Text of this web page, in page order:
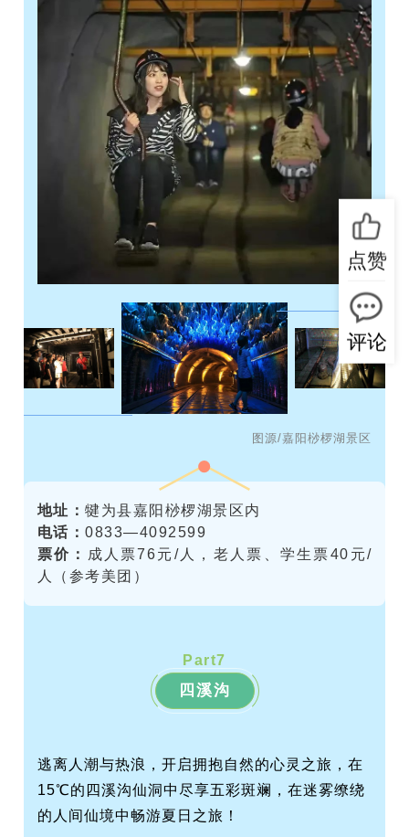
图源/嘉阳桫椤湖景区
地址：犍为县嘉阳桫椤湖景区内
电话：0833—4092599
票价：
成人票76元/人，老人票、学生票40元/
人（参考美团）
Part7
四溪沟
逃离人潮与热浪，开启拥抱自然的心灵之旅，在
15℃的四溪沟仙洞中尽享五彩斑斓，在迷雾缭绕
的人间仙境中畅游夏日之旅！
点赞
评论